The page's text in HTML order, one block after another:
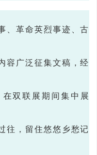
、革命英烈事迹、古
容广泛征集文稿，经
双联展期间集中展
往，留住悠悠乡愁记